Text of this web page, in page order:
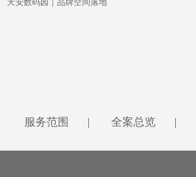
天安数码园｜品牌空间落地
服务范围 | 全案总览 |